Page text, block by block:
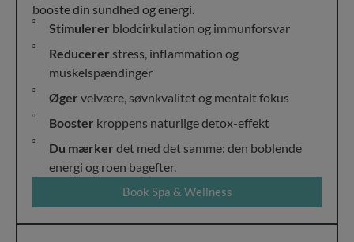
booste din sundhed og energi.
Stimulerer blodcirkulation og immunforsvar
Reducerer stress, inflammation og
muskelspændinger
Øger velvære, søvnkvalitet og mentalt fokus
Booster kroppens naturlige detox-effekt
Du mærker det med det samme: den boblende
energi og roen bagefter.
Book Spa & Wellness